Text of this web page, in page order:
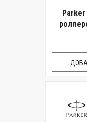
Parker